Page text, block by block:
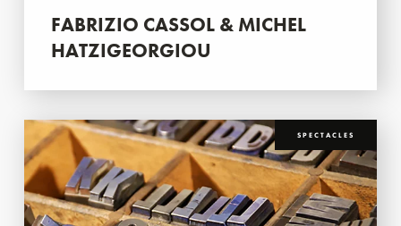
FABRIZIO CASSOL & MICHEL
HATZIGEORGIOU
SPECTACLES